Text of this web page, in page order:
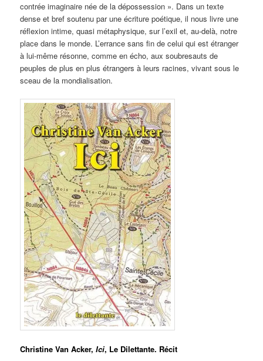
contrée imaginaire née de la dépossession ». Dans un texte
dense et bref soutenu par une écriture poétique, il nous livre une
réflexion intime, quasi métaphysique, sur l’exil et, au-delà, notre
place dans le monde. L’errance sans fin de celui qui est étranger
à lui-même résonne, comme en écho, aux soubresauts de
peuples de plus en plus étrangers à leurs racines, vivant sous le
sceau de la mondialisation.
Christine Van Acker,Ici, Le Dilettante. Récit